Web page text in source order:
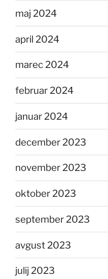
maj 2024
april 2024
marec 2024
februar 2024
januar 2024
december 2023
november 2023
oktober 2023
september 2023
avgust 2023
julij 2023